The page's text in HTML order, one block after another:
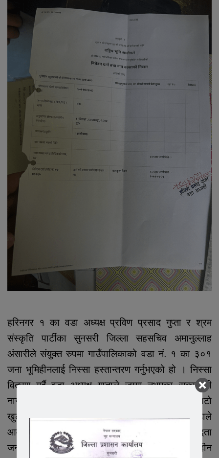
हरिनगर १ का वडा अध्यक्ष प्रविण प्रसाद गुप्ता र श्रम
संस्कृति पार्टीका सुनसरी जिल्ला सहसचिव अमानुल्लाह
अंसारीले संयुक्त रुपमा गाउँपालिकाको वडा नं. १ का ३०१
जना भूमिहीनलाई निस्सा हस्तान्तरण गर्नुभएको हो । निस्सा
वितरण गर्दै वडा अध्यक्ष गुप्ताले जग्गा नभएका सुकुम्बासी
नागरिकले निस्सा प्राप्त गरेसँगै अब लालपुर्जा पाउने बाटो
खुलेको बताएउनुभयो । लालपुर्जा प्राप्तिका लागि वडाले
आवश्यक सहजीकरण गर्ने वडा अध्यक्ष गुप्ताले प्रतिबद्धता
जनाउनुभएको छ । सुनसरीमा तीस हजार भन्दा बढी भूमिहीन